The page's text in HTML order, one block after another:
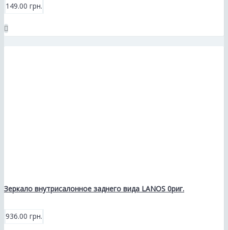
149.00 грн.
Зеркало внутрисалонное заднего вида LANOS 0риг.
936.00 грн.